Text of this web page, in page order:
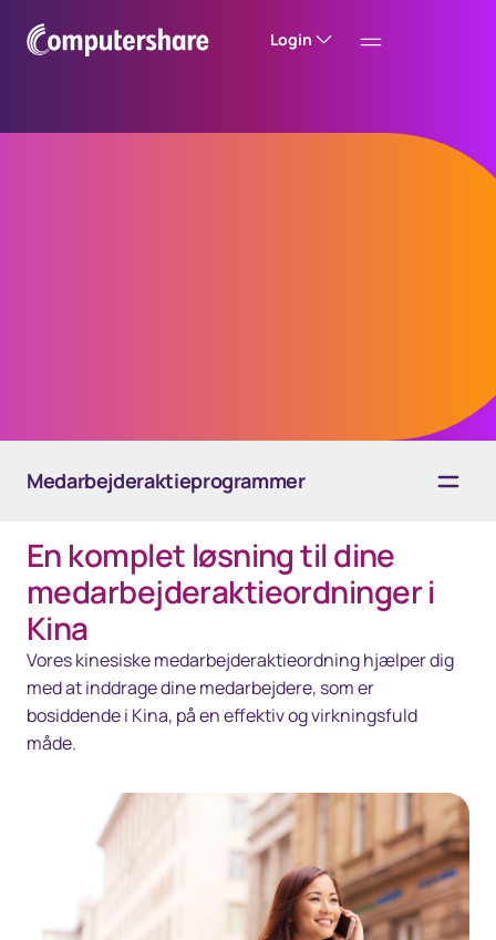
Login
Medarbejderaktieprogrammer
Overblik
Løsninger
Teknologi
Ressourcer
Kontakt os
En komplet løsning til dine
medarbejderaktieordninger i
Kina
Vores kinesiske medarbejderaktieordning hjælper dig
med at inddrage dine medarbejdere, som er
bosiddende i Kina, på en effektiv og virkningsfuld
måde.